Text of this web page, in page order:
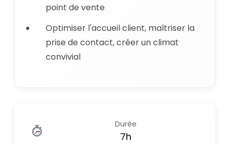
point de vente
Optimiser l'accueil client, maîtriser la
prise de contact, créer un climat
convivial
Durée
7h